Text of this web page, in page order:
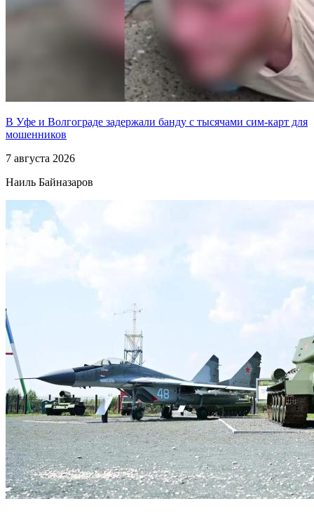
В Уфе и Волгограде задержали банду с тысячами сим-карт для
мошенников
7 августа 2026
Наиль Байназаров